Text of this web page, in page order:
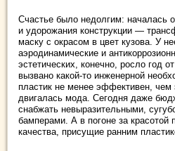
Счастье было недолгим: началась
и удорожания конструкции —
маску с окрасом в цвет кузова. У
аэродинамические и
эстетических, конечно, росло год
вызвано какой-то инженерной
пластик не менее эффективен, чем
двигалась мода. Сегодня даже
снабжать невыразительными,
бамперами. А в погоне за красотой
качества, присущие ранним